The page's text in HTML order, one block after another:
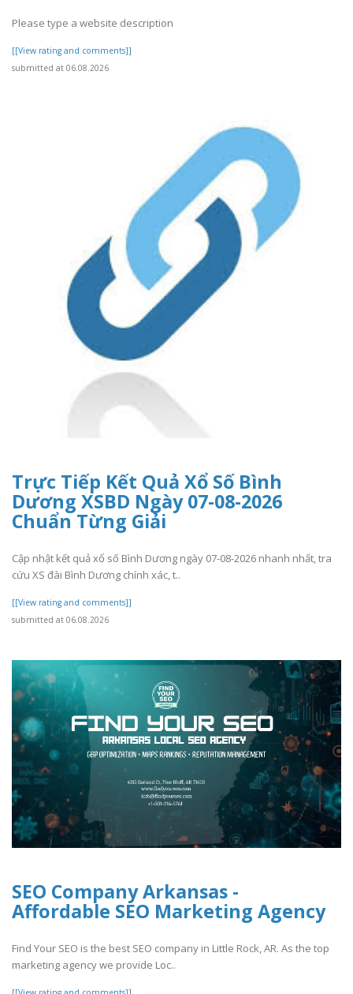
Please type a website description
[[View rating and comments]]
submitted at 06.08.2026
Trực Tiếp Kết Quả Xổ Số Bình
Dương XSBD Ngày 07-08-2026
Chuẩn Từng Giải
Cập nhật kết quả xổ số Bình Dương ngày 07-08-2026 nhanh nhất, tra
cứu XS đài Bình Dương chính xác, t..
[[View rating and comments]]
submitted at 06.08.2026
SEO Company Arkansas -
Affordable SEO Marketing Agency
Find Your SEO is the best SEO company in Little Rock, AR. As the top
marketing agency we provide Loc..